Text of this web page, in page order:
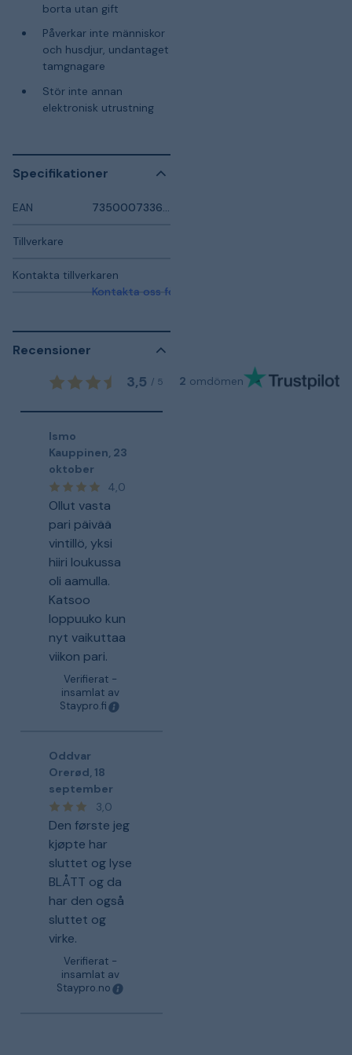
borta utan gift
Påverkar inte människor
och husdjur, undantaget
tamgnagare
Stör inte annan
elektronisk utrustning
Specifikationer
EAN
Tillverkare
Kontakta tillverkaren
Kontakta oss för mer information
Recensioner
3,5 / 5 2 omdömen
Ismo
Kauppinen 23
oktober
4,0
Ollut vasta
pari päivää
vintillö, yksi
hiiri loukussa
oli aamulla.
Katsoo
loppuuko kun
nyt vaikuttaa
viikon pari.
Verifierat -
insamlat av
Staypro.fi
Oddvar
Orerød 18
september
3,0
Den første jeg
kjøpte har
sluttet og lyse
BLÅTT og da
har den også
sluttet og
virke.
Verifierat -
insamlat av
Staypro.no